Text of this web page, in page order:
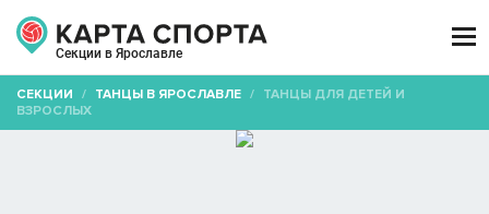
Секции в Ярославле

СЕКЦИИ / ТАНЦЫ В ЯРОСЛАВЛЕ / ТАНЦЫ ДЛЯ ДЕТЕЙ И
ВЗРОСЛЫХ